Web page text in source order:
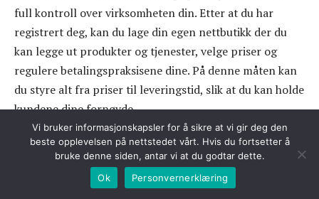
full kontroll over virksomheten din. Etter at du har
registrert deg, kan du lage din egen nettbutikk der du
kan legge ut produkter og tjenester, velge priser og
regulere betalingspraksisene dine. På denne måten kan
du styre alt fra priser til leveringstid, slik at du kan holde
kundene dine fornøyde.
Til slutt gir Etsy en god plattform for samarbeid mellom
ulike bedrifter i samme bransje. Du kan bruke
markedsplassen til å finne andre entreprenører som
Vi bruker informasjonskapsler for å sikre at vi gir deg den
beste opplevelsen på nettstedet vårt. Hvis du fortsetter å
bruke denne siden, antar vi at du godtar dette.
Ok
Personvernerklæring